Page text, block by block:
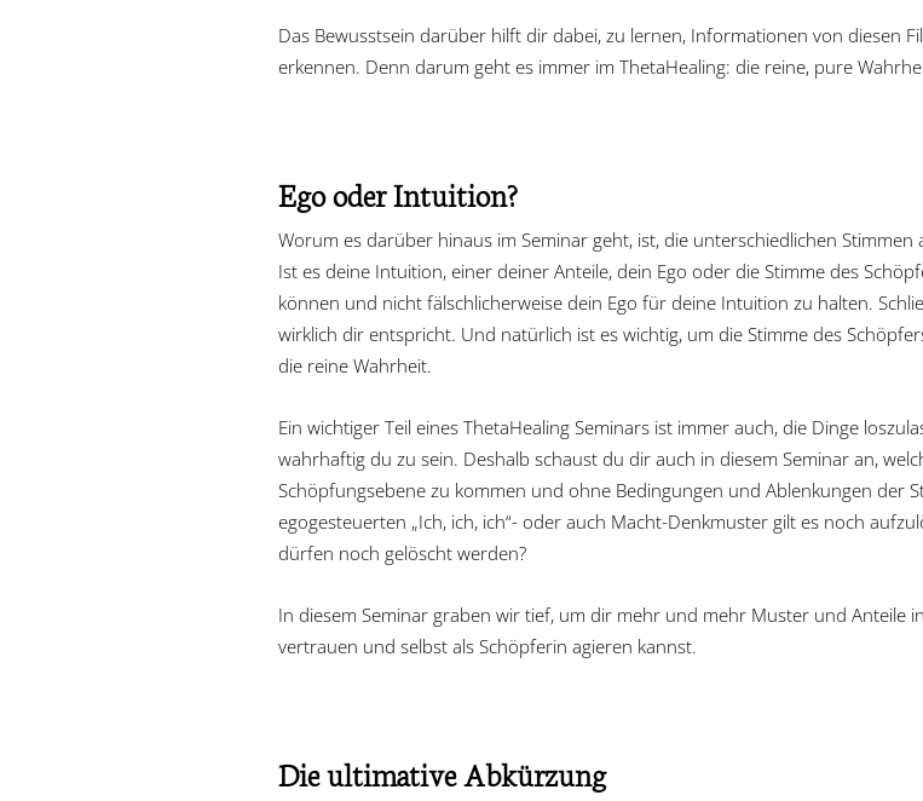
Das Bewusstsein darüber hilft dir dabei, zu lernen, Informationen von diesen
erkennen. Denn darum geht es immer im ThetaHealing: die reine, pure
Ego oder Intuition?
Worum es darüber hinaus im Seminar geht, ist, die unterschiedlichen
Ist es deine Intuition, einer deiner Anteile, dein Ego oder die Stimme des
können und nicht fälschlicherweise dein Ego für deine Intuition zu halten.
wirklich dir entspricht. Und natürlich ist es wichtig, um die Stimme des
die reine Wahrheit.
Ein wichtiger Teil eines ThetaHealing Seminars ist immer auch, die Dinge
wahrhaftig du zu sein. Deshalb schaust du dir auch in diesem Seminar an,
Schöpfungsebene zu kommen und ohne Bedingungen und Ablenkungen der
egogesteuerten „Ich, ich, ich“- oder auch Macht-Denkmuster gilt es noch
dürfen noch gelöscht werden?
In diesem Seminar graben wir tief, um dir mehr und mehr Muster und Anteile
vertrauen und selbst als Schöpferin agieren kannst.
Die ultimative Abkürzung